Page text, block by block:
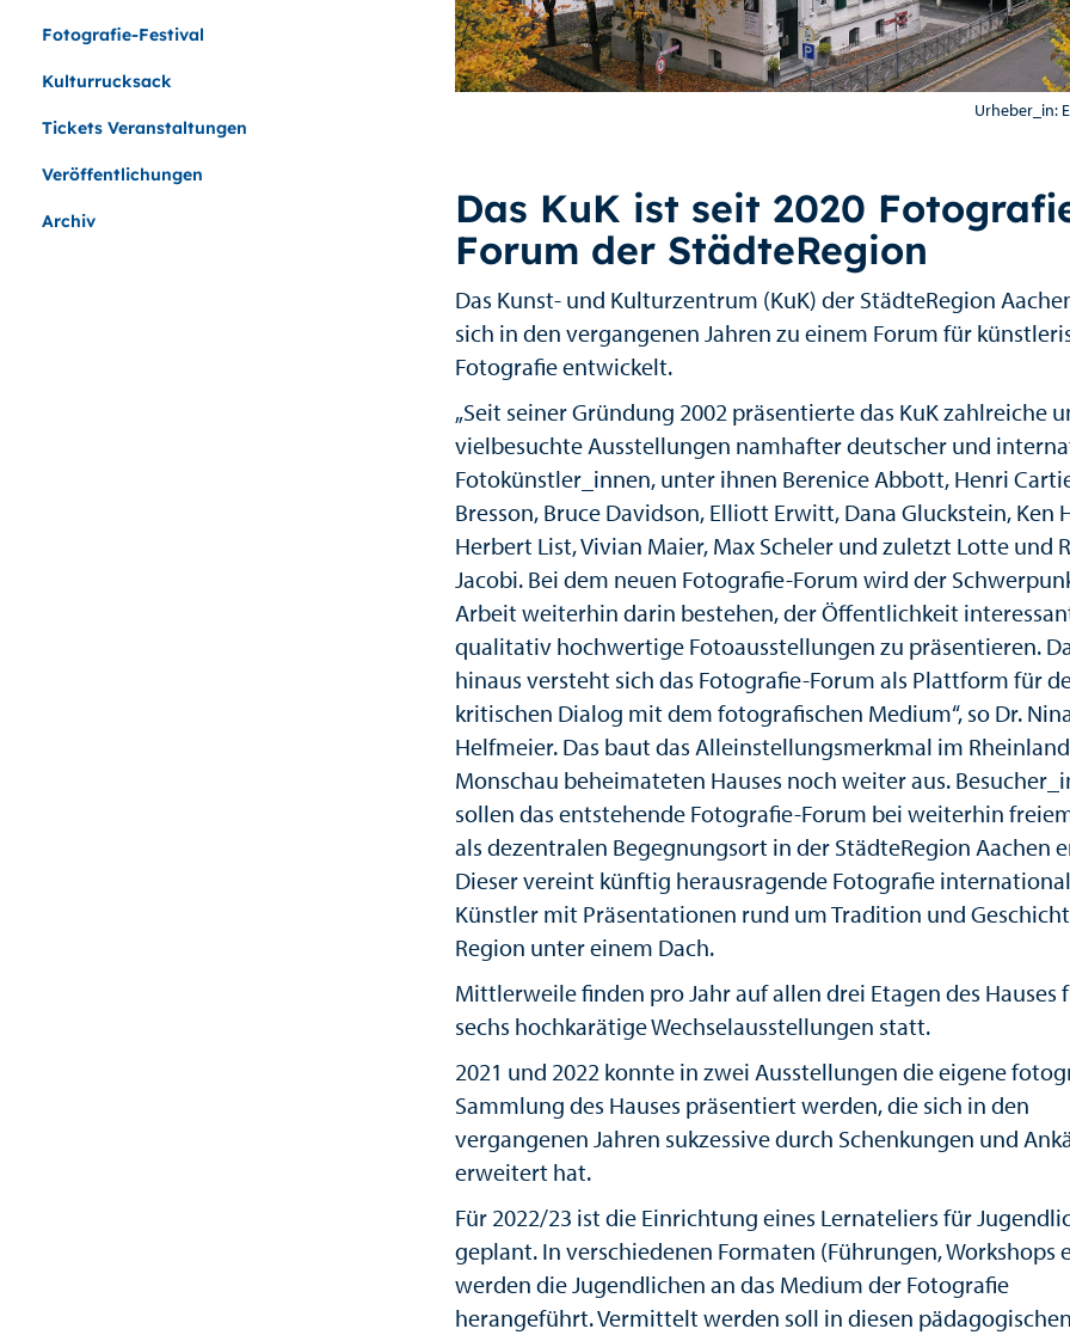
Fotografie-Festival
Kulturrucksack
Tickets Veranstaltungen
Veröffentlichungen
Archiv
Urheber_in:
Das KuK ist seit 2020
Forum der StädteRegion
Das Kunst- und Kulturzentrum (KuK) der StädteRegion
sich in den vergangenen Jahren zu einem Forum für
Fotografie entwickelt.
„Seit seiner Gründung 2002 präsentierte das KuK zahlreiche
vielbesuchte Ausstellungen namhafter deutscher und
Fotokünstler_innen, unter ihnen Berenice Abbott, Henri
Bresson, Bruce Davidson, Elliott Erwitt, Dana Gluckstein, Ken
Herbert List, Vivian Maier, Max Scheler und zuletzt Lotte und
Jacobi. Bei dem neuen Fotografie-Forum wird der
Arbeit weiterhin darin bestehen, der Öffentlichkeit
qualitativ hochwertige Fotoausstellungen zu präsentieren.
hinaus versteht sich das Fotografie-Forum als Plattform für
kritischen Dialog mit dem fotografischen Medium“, so Dr.
Helfmeier. Das baut das Alleinstellungsmerkmal im
Monschau beheimateten Hauses noch weiter aus.
sollen das entstehende Fotografie-Forum bei weiterhin
als dezentralen Begegnungsort in der StädteRegion Aachen
Dieser vereint künftig herausragende Fotografie
Künstler mit Präsentationen rund um Tradition und
Region unter einem Dach.
Mittlerweile finden pro Jahr auf allen drei Etagen des Hauses
sechs hochkarätige Wechselausstellungen statt.
2021 und 2022 konnte in zwei Ausstellungen die eigene
Sammlung des Hauses präsentiert werden, die sich in den
vergangenen Jahren sukzessive durch Schenkungen und
erweitert hat.
Für 2022/23 ist die Einrichtung eines Lernateliers für
geplant. In verschiedenen Formaten (Führungen, Workshops
werden die Jugendlichen an das Medium der Fotografie
herangeführt. Vermittelt werden soll in diesen pädagogischen